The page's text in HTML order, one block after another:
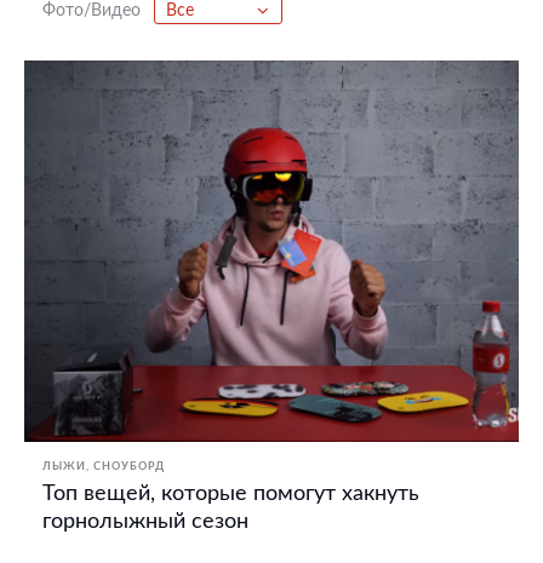
Фото/Видео Все
ЛЫЖИ СНОУБОРД
Топ вещей, которые помогут хакнуть
горнолыжный сезон